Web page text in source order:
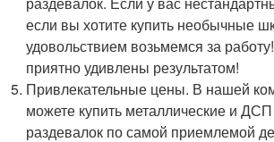
если вы хотите купить необычные
удовольствием возьмемся за
приятно удивлены результатом!
Привлекательные цены. В нашей
можете купить металлические и
раздевалок по самой приемлемой